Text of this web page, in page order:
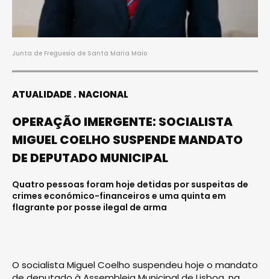
Junta de Freguesia de Santa Maria Maio
ATUALIDADE NACIONAL
OPERAÇÃO IMERGENTE: SOCIALISTA
MIGUEL COELHO SUSPENDE MANDATO
DE DEPUTADO MUNICIPAL
Quatro pessoas foram hoje detidas por suspeitas de
crimes económico-financeiros e uma quinta em
flagrante por posse ilegal de arma
O socialista Miguel Coelho suspendeu hoje o mandato